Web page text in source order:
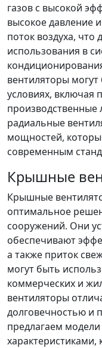
газов с высокой
высокое давление
поток воздуха, что
использования в
вентиляторы
условиях, включая
радиальные
мощностей,
современным
Крышные
Крышные
оптимальное
сооружений. Они
обеспечивают
а также приток
могут быть
коммерческих и
вентиляторы
долговечностью и
предлагаем